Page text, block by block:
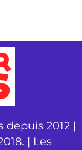
2012 |
| Les